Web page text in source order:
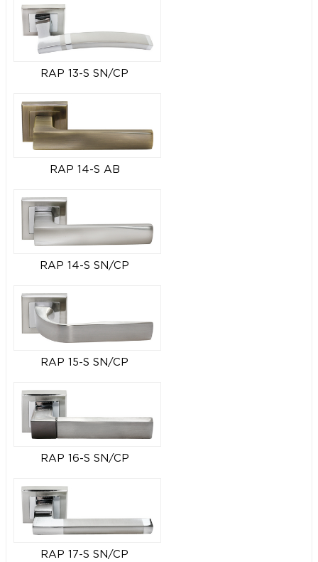
RAP 13-S SN/CP
RAP 14-S AB
RAP 14-S SN/CP
RAP 15-S SN/CP
RAP 16-S SN/CP
RAP 17-S SN/CP